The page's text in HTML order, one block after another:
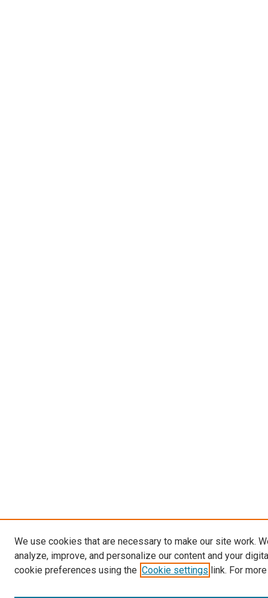
We use cookies that are necessary to make our site work.
analyze, improve, and personalize our content and your
cookie preferences using the Cookie settings link. For